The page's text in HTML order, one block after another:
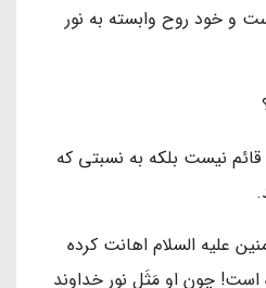
و خود روح وابسته به نور
قائم نيست بلكه به نسبتى كه
عليه السلام اهانت كرده
چون او مَثَل نور خداوند